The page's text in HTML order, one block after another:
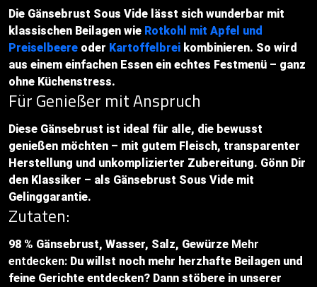
Die Gänsebrust Sous Vide lässt sich wunderbar mit
klassischen Beilagen wie Rotkohl mit Apfel und
Preiselbeere oder Kartoffelbrei kombinieren. So wird
aus einem einfachen Essen ein echtes Festmenü – ganz
ohne Küchenstress.
Für Genießer mit Anspruch
Diese Gänsebrust ist ideal für alle, die bewusst
genießen möchten – mit gutem Fleisch, transparenter
Herstellung und unkomplizierter Zubereitung. Gönn Dir
den Klassiker – als Gänsebrust Sous Vide mit
Gelinggarantie.
Zutaten:
98 % Gänsebrust, Wasser, Salz, Gewürze Mehr
entdecken: Du willst noch mehr herzhafte Beilagen und
feine Gerichte entdecken? Dann stöbere in unserer